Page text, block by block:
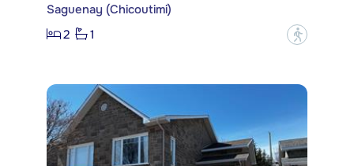
Saguenay (Chicoutimi)
2
1 ?